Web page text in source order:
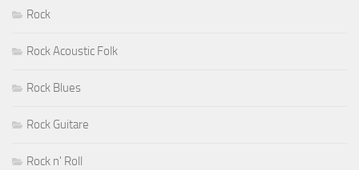
Rock
Rock Acoustic Folk
Rock Blues
Rock Guitare
Rock n' Roll